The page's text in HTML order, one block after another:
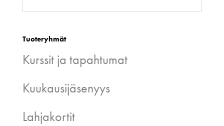
Tuoteryhmät
Kurssit ja tapahtumat
Kuukausijäsenyys
Lahjakortit